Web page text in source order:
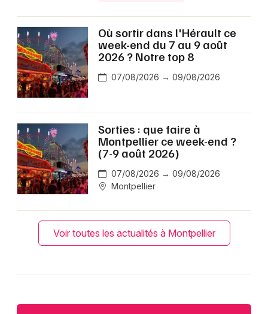
Où sortir dans l'Hérault ce
week-end du 7 au 9 août
2026 ? Notre top 8
07/08/2026 → 09/08/2026
Sorties : que faire à
Montpellier ce week-end ?
(7-9 août 2026)
07/08/2026 → 09/08/2026
Montpellier
Voir toutes les actualités à Montpellier